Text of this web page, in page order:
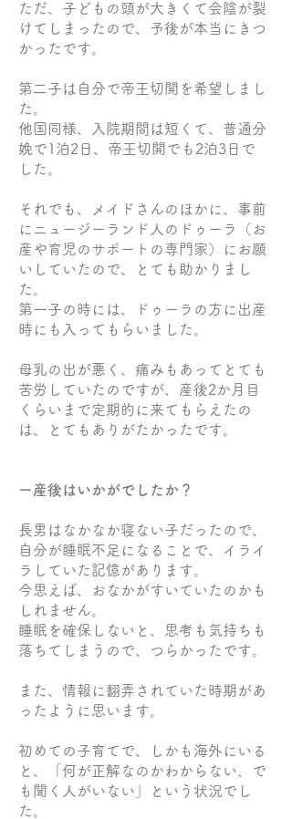
ただ、子どもの頭が大きくて会陰が裂
けてしまったので、予後が本当にきつ
かったです。
第二子は自分で帝王切開を希望しまし
た。
他国同様、入院期間は短くて、普通分
娩で1泊2日、帝王切開でも2泊3日で
した。
それでも、メイドさんのほかに、事前
にニュージーランド人のドゥーラ（お
産や育児のサポートの専門家）にお願
いしていたので、とても助かりまし
た。
第一子の時には、ドゥーラの方に出産
時にも入ってもらいました。
母乳の出が悪く、痛みもあってとても
苦労していたのですが、産後2か月目
くらいまで定期的に来てもらえたの
は、とてもありがたかったです。
ー産後はいかがでしたか？
長男はなかなか寝ない子だったので、
自分が睡眠不足になることで、イライ
ラしていた記憶があります。
今思えば、おなかがすいていたのかも
しれません。
睡眠を確保しないと、思考も気持ちも
落ちてしまうので、つらかったです。
また、情報に翻弄されていた時期があ
ったように思います。
初めての子育てで、しかも海外にいる
と、「何が正解なのかわからない、で
も聞く人がいない」という状況でし
た。